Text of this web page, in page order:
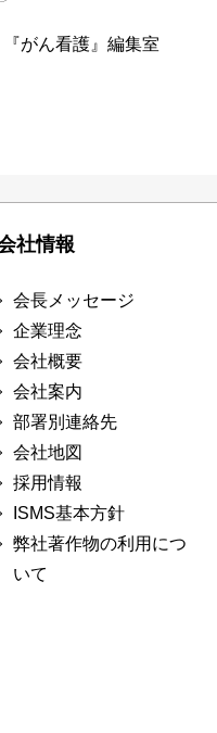
『がん看護』編集室
社情報
会長メッセージ
企業理念
会社概要
会社案内
部署別連絡先
会社地図
採用情報
ISMS基本方針
弊社著作物の利用につ
いて